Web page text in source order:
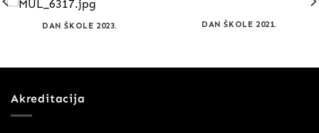
DAN ŠKOLE 2023. DAN ŠKOLE 2021.
Akreditacija